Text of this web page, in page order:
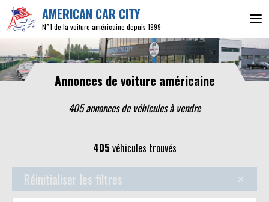
AMERICAN CAR CITY
N°1 de la voiture américaine depuis 1999
Annonces de voiture américaine
405 annonces de véhiculesà vendre
405 véhicules trouvés
Réinitialiser les filtres